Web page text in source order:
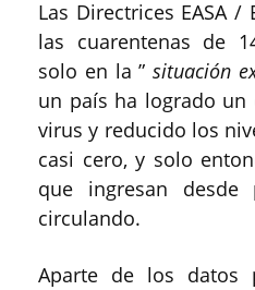
Las Directrices EASA /
las cuarentenas de
solo en la ”situación
un país ha logrado
virus y reducido los
casi cero, y solo
que ingresan desde
circulando.
Aparte de los datos